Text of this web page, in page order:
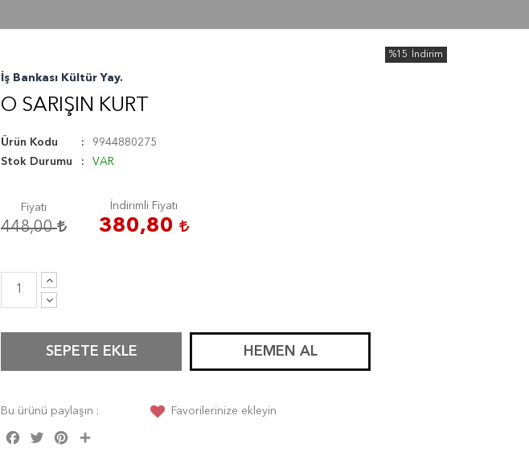
İş Bankası Kültür Yay.
O SARIŞIN KURT
Ürün Kodu
9944880275
Stok Durumu
VAR
Fiyatı
448,00
İndirimli Fiyatı
380,80
%15 İndirim
SEPETE EKLE HEMEN AL
Bu ürünü paylaşın :
Facebook
Twitter Pinterest
Favorilerinize ekleyin